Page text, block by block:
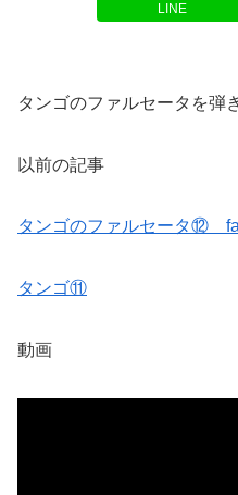
LINE
タンゴのファルセータを弾
以前の記事
タンゴのファルセータ⑫
タンゴ⑪
動画